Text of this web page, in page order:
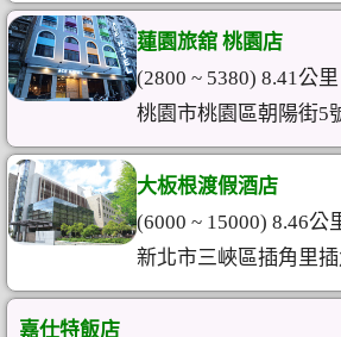
蓮園旅舘 桃園店
(2800 ~ 5380) 8.41公里
桃園市桃園區朝陽街5
大板根渡假酒店
(6000 ~ 15000) 8.46公
新北市三峽區插角里
嘉仕特飯店